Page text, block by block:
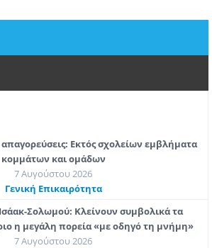
Εκτός σχολείων εμβλήματα
κομμάτων και ομάδων
7 Αυγούστου 2026
Γενική Επικαιρότητα
Σολωμού: Κλείνουν συμβολικά τα
η μεγάλη πορεία «με οδηγό τη μνήμη»
7 Αυγούστου 2026